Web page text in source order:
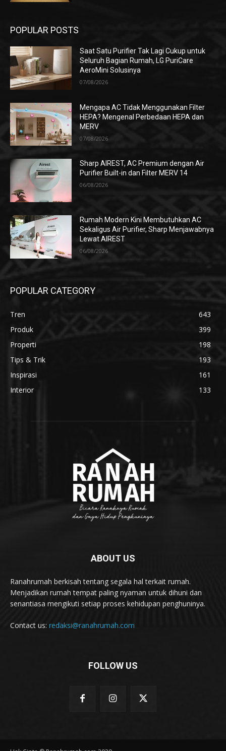
POPULAR POSTS
Saat Satu Purifier Tak Lagi Cukup untuk
Seluruh Bagian Rumah, LG PuriCare
AeroMini Solusinya
07/08/2026
Mengapa AC Tidak Menggunakan Filter
HEPA? Mengenal Perbedaan HEPA dan
MERV
07/08/2026
Sharp AIREST, AC Premium dengan Air
Purifier Built-in dan Filter MERV 14
06/08/2026
Rumah Modern Kini Membutuhkan AC
Sekaligus Air Purifier, Sharp Menjawabnya
Lewat AIREST
06/08/2026
POPULAR CATEGORY
Tren
643
Produk
399
Properti
198
Tips & Trik
193
Inspirasi
161
Interior
133
ABOUT US
Ranahrumah berkisah tentang segala hal terkait rumah.
Menjadikan rumah tempat paling nyaman untuk dihuni dan
senantiasa mengikuti setiap proses kehidupan penghuninya.
Contact us: redaksi@ranahrumah.com
FOLLOW US